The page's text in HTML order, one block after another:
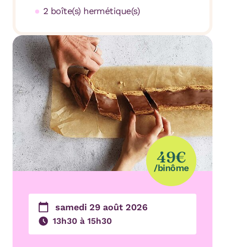
2 boîte(s) hermétique(s)
49€
/binôme
samedi 29 août 2026
13h30 à 15h30